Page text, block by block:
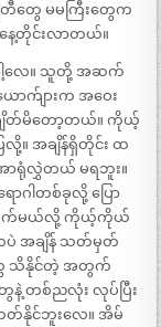
န်တီတွေ မမကြီးတွေက
ေ့တိုင်းလာတယ်။
ေါ့လေ။ သူတို့ အဆက်
ာက်ျားက အဝေး
ျိတ်မိတော့တယ်။ ကိုယ့်
။ အချိန်ရှိတိုင်း ထ
ရုံလွှဲတယ် မရဘူး။
ာဂါတစ်ခုလို့ ပြော
ကိုက်မယ်လို့ ကိုယ့်ကိုယ်
အချိန် သတ်မှတ်
ေ သိနိုင်တဲ့ အတွက်
နဲ့ တစ်ညလုံး လုပ်ပြီး
တ်နိုင်ဘူးလေ။ အိမ်